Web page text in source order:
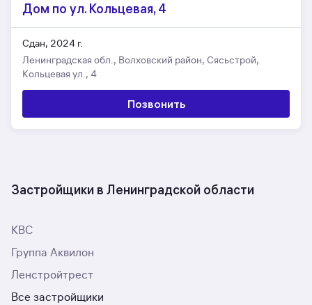
Дом по ул. Кольцевая, 4
Сдан, 2024 г.
Ленинградская обл., Волховский район, Сясьстрой,
Кольцевая ул., 4
Позвонить
Застройщики в Ленинградской области
КВС
Группа Аквилон
Ленстройтрест
Все застройщики